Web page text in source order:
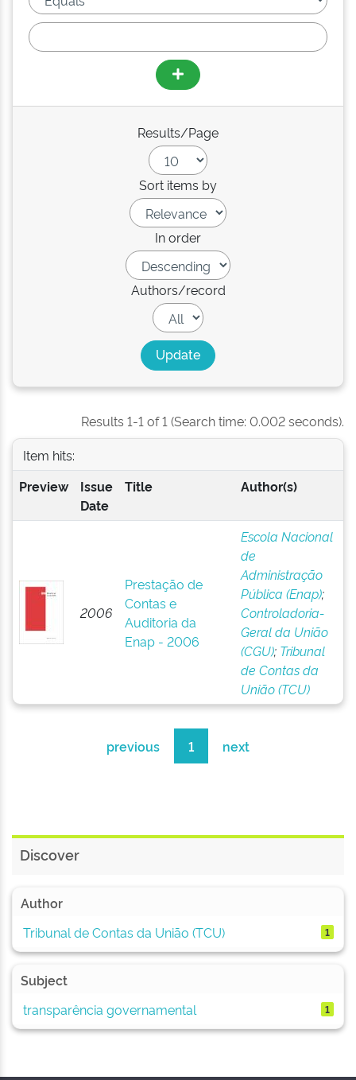
Results/Page
Sort items by
In order
Authors/record
Results 1-1 of 1 (Search time: 0.002 seconds).
Item hits:
Preview
Issue
Date
Title Author(s)
2006
Prestação de
Contas e
Auditoria da
Enap - 2006
Escola Nacional
de
Administração
Pública (Enap);
Controladoria-
Geral da União
(CGU); Tribunal
de Contas da
União (TCU)
previous 1 next
Discover
Author
Tribunal de Contas da União (TCU)
1
Subject
transparência governamental
1